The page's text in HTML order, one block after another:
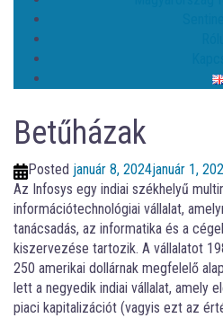
Betűházak
Posted január 8, 2024január 1,
Az Infosys egy indiai székhelyű
információtechnológiai vállalat,
tanácsadás, az informatika és a
kiszervezése tartozik. A vállalatot
250 amerikai dollárnak megfelelő
lett a negyedik indiai vállalat, amely
piaci kapitalizációt (vagyis ezt az